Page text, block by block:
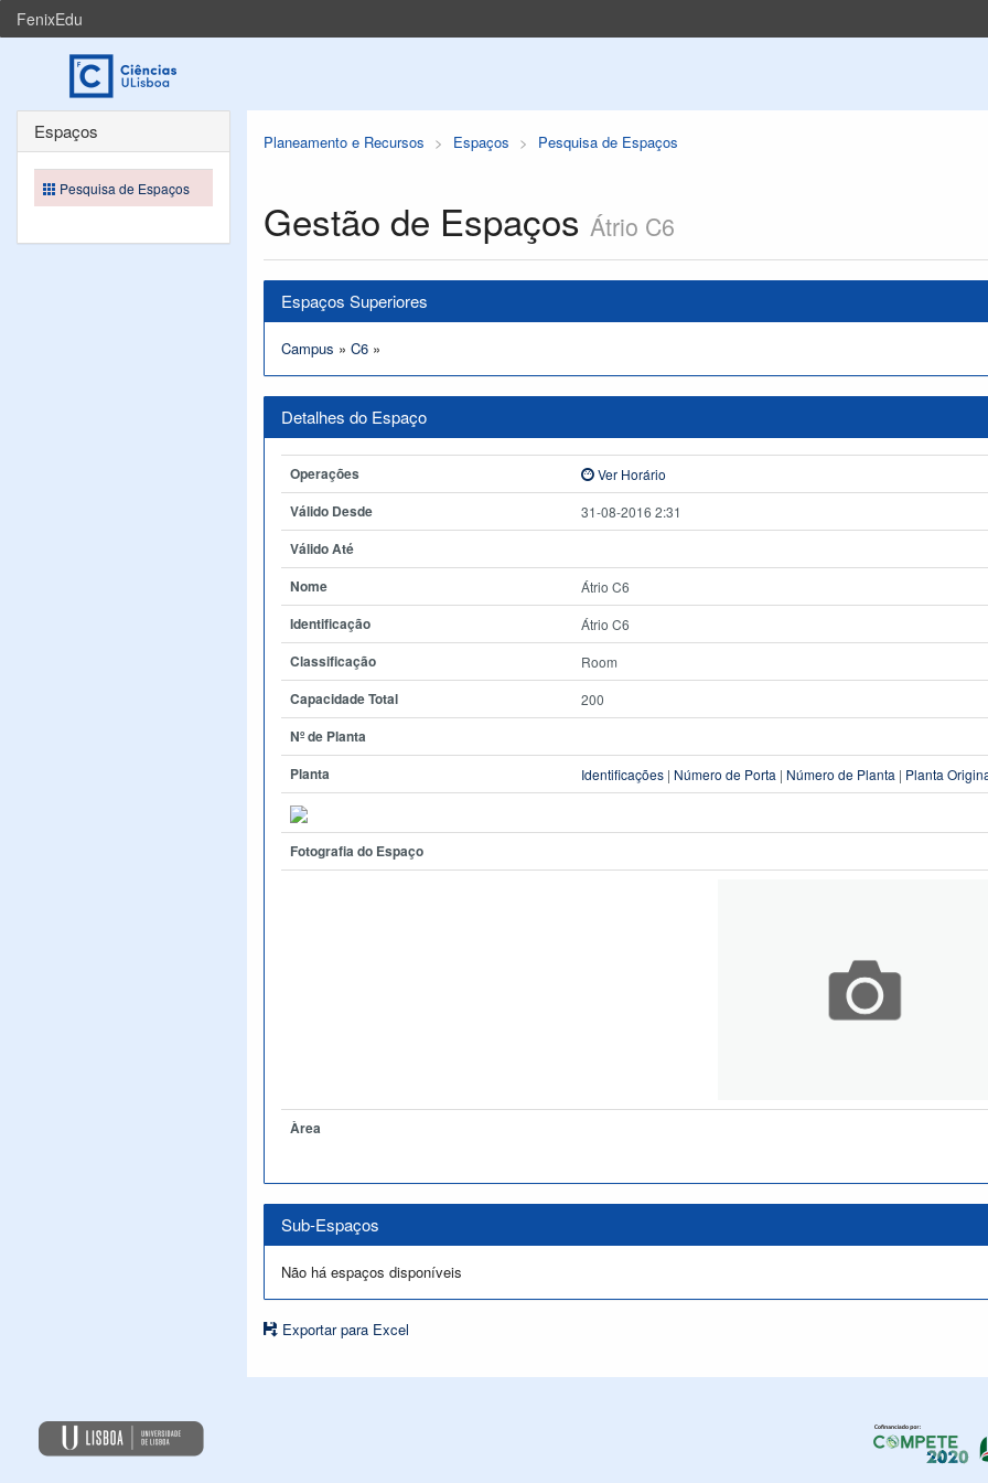
FenixEdu
Planeamento e Recursos Espaços Pesquisa de Espaços
Gestão de Espaços Átrio C6
Espaços Superiores
Campus » C6 »
Detalhes do Espaço
Operações Ver Horário
Válido Desde 31-08-2016 2:31
Válido Até
Nome
Átrio C6
Identificação Átrio C6
Classificação Room
Capacidade Total 200
Nº de Planta
Planta
Identificações | Número de Porta | Número de Planta | Planta
Fotografia do Espaço
Àrea
Sub-Espaços
Não há espaços disponíveis
Exportar para Excel
Espaços
Pesquisa de Espaços